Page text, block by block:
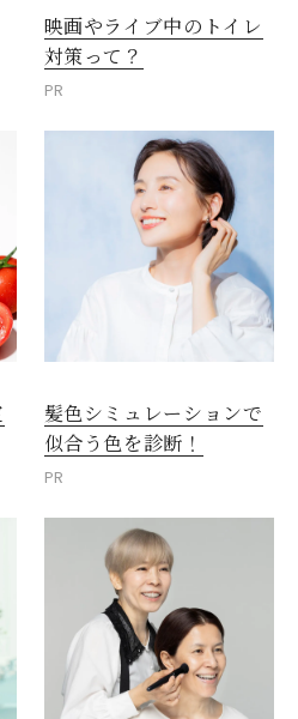
映画やライブ中のトイレ
対策って？
PR
髪色シミュレーションで
似合う色を診断！
PR